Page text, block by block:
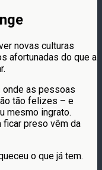
novas culturas
afortunadas do que a
onde as pessoas
tão felizes – e
mesmo ingrato.
preso vêm da
o que já tem.